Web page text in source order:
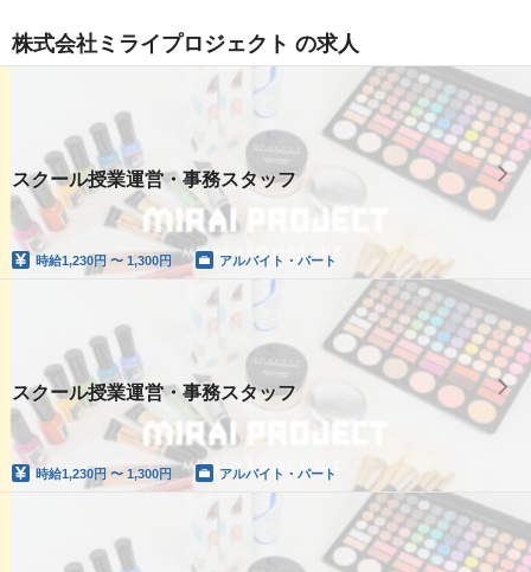
株式会社ミライプロジェクト の求人
スクール授業運営・事務スタッフ
時給1,230円 〜 1,300円 アルバイト・パート
スクール授業運営・事務スタッフ
時給1,230円 〜 1,300円 アルバイト・パート